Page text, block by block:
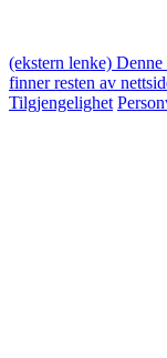
(ekstern lenke) Denne
finner resten av
Tilgjengelighet